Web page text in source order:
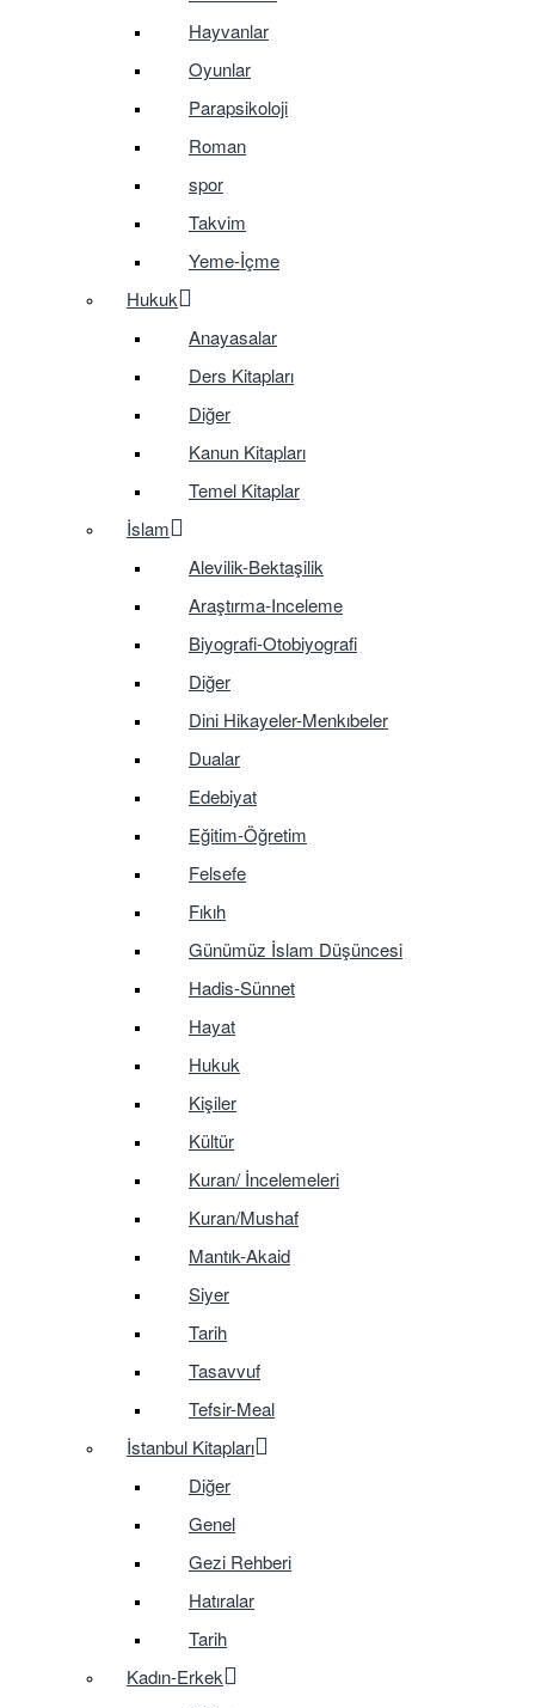
Hayvanlar
Oyunlar
Parapsikoloji
Roman
spor
Takvim
Yeme-İçme
Hukuk
Anayasalar
Ders Kitapları
Diğer
Kanun Kitapları
Temel Kitaplar
İslam
Alevilik-Bektaşilik
Araştırma-Inceleme
Biyografi-Otobiyografi
Diğer
Dini Hikayeler-Menkıbeler
Dualar
Edebiyat
Eğitim-Öğretim
Felsefe
Fıkıh
Günümüz İslam Düşüncesi
Hadis-Sünnet
Hayat
Hukuk
Kişiler
Kültür
Kuran/ İncelemeleri
Kuran/Mushaf
Mantık-Akaid
Siyer
Tarih
Tasavvuf
Tefsir-Meal
İstanbul Kitapları
Diğer
Genel
Gezi Rehberi
Hatıralar
Tarih
Kadın-Erkek